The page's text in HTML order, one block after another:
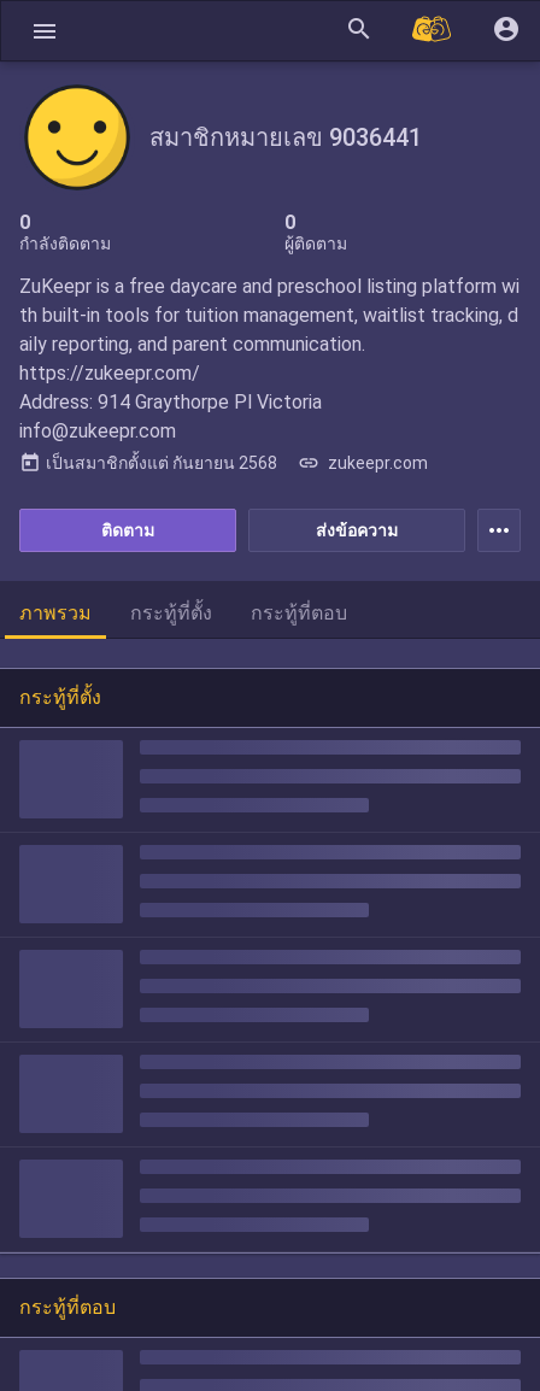
menu search account_circle
สมาชิกหมายเลข 9036441
0
กำลังติดตาม
0
ผู้ติดตาม
ส่งข้อความ
ติดตาม
ZuKeepr is a free daycare and preschool listing platform wi
th built-in tools for tuition management, waitlist tracking, d
aily reporting, and parent communication.
https://zukeepr.com/
Address: 914 Graythorpe Pl Victoria
info@zukeepr.com
today เป็นสมาชิกตั้งแต่ กันยายน 2568 link zukeepr.com
more_horiz
ภาพรวม กระทู้ที่ตั้ง กระทู้ที่ตอบ
กระทู้ที่ตั้ง
กระทู้ที่ตอบ